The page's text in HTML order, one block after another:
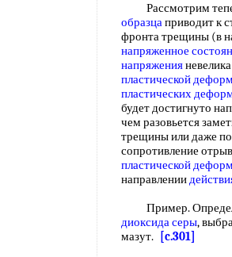
Рассмотрим
образцаприводит к
фронта трещины (в
напряженное
напряжения
пластической
пластических
будет достигнуто
чем разовьется
трещины или даже
сопротивление
пластической
направлении
Пример.
диоксида серы,
мазут.
[c.301]